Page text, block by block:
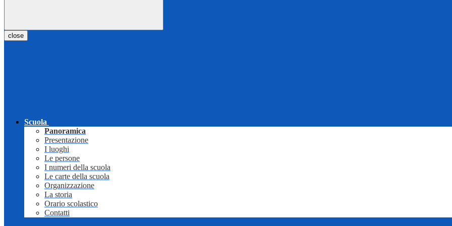
close
Scuola
Panoramica
Presentazione
I luoghi
Le persone
I numeri della scuola
Le carte della scuola
Organizzazione
La storia
Orario scolastico
Contatti